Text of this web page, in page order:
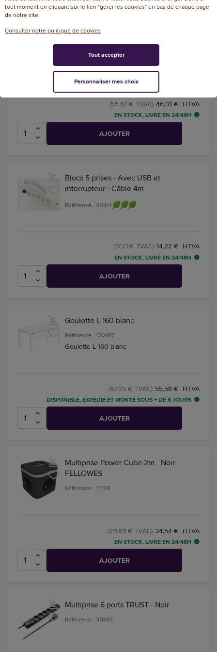
Multiprise WATTBALL compacte et
Référence : 131451
Multiprise WATTBALL compacte et mobile-
Coloris : Blanc/gris
46,01 € HTVA
(55,67 € TVAC)
EN STOCK, LIVRÉ EN 24/48H
AJOUTER
Blocs 5 prises - Avec USB et
interrupteur - Câble 4m
Référence : 101414
14,22 € HTVA
(17,21 € TVAC)
EN STOCK, LIVRÉ EN 24/48H
AJOUTER
Goulotte L 160 blanc
Référence : 120987
Goulotte L 160 blanc
55,58 € HTVA
(67,25 € TVAC)
DISPONIBLE, EXPÉDIÉ ET MONTÉ SOUS + DE 6 JOURS
AJOUTER
Multiprise Power Cube 2m - Noir-
FELLOWES
Référence : 111108
24,54 € HTVA
(29,69 € TVAC)
EN STOCK, LIVRÉ EN 24/48H
AJOUTER
Multiprise 6 ports TRUST - Noir
Référence : 101887
tout moment en cliquant sur le lien "gérer les cookies" en bas de chaque page
de notre site.
Consulter notre politique de cookies
Personnaliser mes choix
Tout accepter